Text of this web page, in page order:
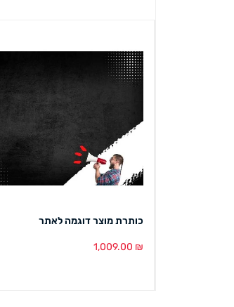
כותרת מוצר דוגמה לאתר
1,009.00 ₪